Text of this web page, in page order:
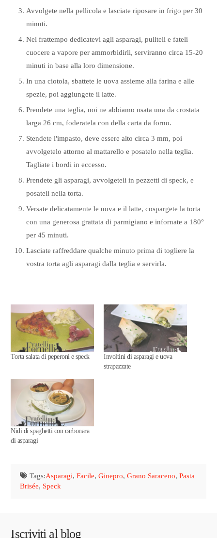
Avvolgete nella pellicola e lasciate riposare in frigo per 30
minuti.
Nel frattempo dedicatevi agli asparagi, puliteli e fateli
cuocere a vapore per ammorbidirli, serviranno circa 15-20
minuti in base alla loro dimensione.
In una ciotola, sbattete le uova assieme alla farina e alle
spezie, poi aggiungete il latte.
Prendete una teglia, noi ne abbiamo usata una da crostata
larga 26 cm, foderatela con della carta da forno.
Stendete l'impasto, deve essere alto circa 3 mm, poi
avvolgetelo attorno al mattarello e posatelo nella teglia.
Tagliate i bordi in eccesso.
Prendete gli asparagi, avvolgeteli in pezzetti di speck, e
posateli nella torta.
Versate delicatamente le uova e il latte, cospargete la torta
con una generosa grattata di parmigiano e infornate a 180°
per 45 minuti.
Lasciate raffreddare qualche minuto prima di togliere la
vostra torta agli asparagi dalla teglia e servirla.
Torta salata di peperoni e speck
Involtini di asparagi e uova
strapazzate
Nidi di spaghetti con carbonara
di asparagi
Tags:Asparagi, Facile, Ginepro, Grano Saraceno, Pasta
Brisée, Speck
Iscriviti al blog